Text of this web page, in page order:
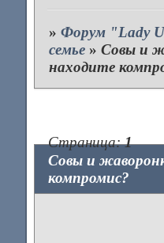
»Форум "Lady
семье »Совы и
находите
Совы и
компромис?
Страница:1